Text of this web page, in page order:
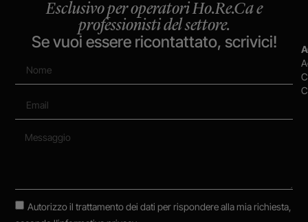
Esclusivo per operatori Ho.Re.Ca e
professionisti del settore.
Se vuoi essere ricontattato, scrivici!
Autorizzo il trattamento dei dati per rispondere alla mia richiesta,